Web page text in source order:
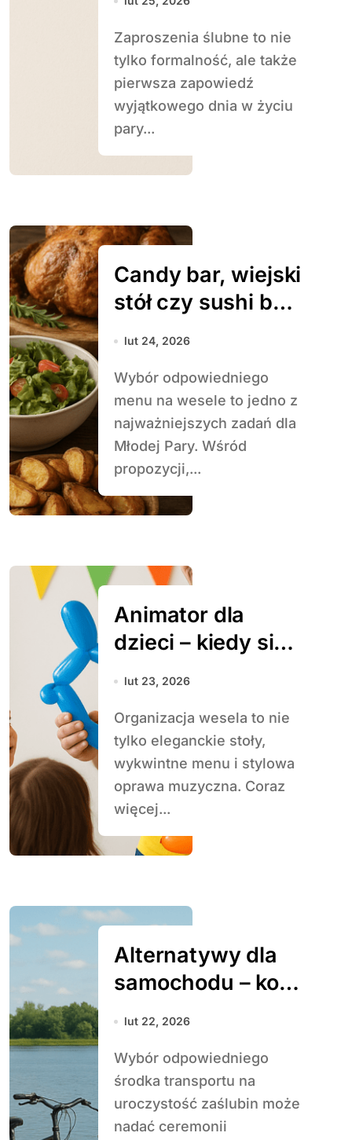
teksty
Zaproszenia ślubne to nie
tylko formalność, ale także
pierwsza zapowiedź
wyjątkowego dnia w życiu
pary...
Candy bar, wiejski
stół czy sushi bar
– co wybrać?
lut 24, 2026
Wybór odpowiedniego
menu na wesele to jedno z
najważniejszych zadań dla
Młodej Pary. Wśród
propozycji,...
Animator dla
dzieci – kiedy się
przydaje
lut 23, 2026
Organizacja wesela to nie
tylko eleganckie stoły,
wykwintne menu i stylowa
oprawa muzyczna. Coraz
więcej...
Alternatywy dla
samochodu – koń,
rower, motocykl,
lut 22, 2026
Wybór odpowiedniego
środka transportu na
uroczystość zaślubin może
nadać ceremonii